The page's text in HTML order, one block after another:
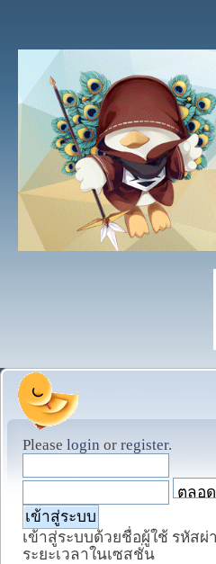
Please login or register.
เข้าสู่ระบบด้วยชื่อผู้ใช้ รหัสผ่
ระยะเวลาในเซสชั่น